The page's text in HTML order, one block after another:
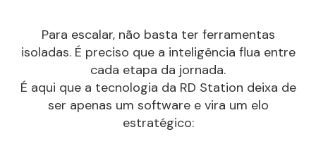
Para escalar, não basta ter ferramentas
isoladas. É preciso que a inteligência flua entre
cada etapa da jornada.
É aqui que a tecnologia da RD Station deixa de
ser apenas um software e vira um elo
estratégico: